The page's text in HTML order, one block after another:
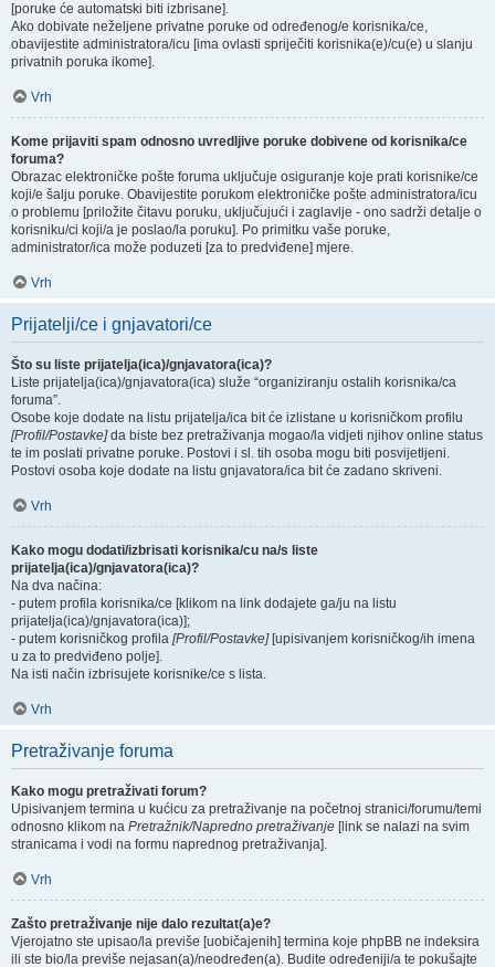
[poruke će automatski biti izbrisane].
Ako dobivate neželjene privatne poruke od određenog/e korisnika/ce,
obavijestite administratora/icu [ima ovlasti spriječiti korisnika(e)/cu(e) u slanju
privatnih poruka ikome].
Vrh
Kome prijaviti spam odnosno uvredljive poruke dobivene od korisnika/ce
foruma?
Obrazac elektroničke pošte foruma uključuje osiguranje koje prati korisnike/ce
koji/e šalju poruke. Obavijestite porukom elektroničke pošte administratora/icu
o problemu [priložite čitavu poruku, uključujući i zaglavlje - ono sadrži detalje o
korisniku/ci koji/a je poslao/la poruku]. Po primitku vaše poruke,
administrator/ica može poduzeti [za to predviđene] mjere.
Vrh
Prijatelji/ce i gnjavatori/ce
Što su liste prijatelja(ica)/gnjavatora(ica)?
Liste prijatelja(ica)/gnjavatora(ica) služe “organiziranju ostalih korisnika/ca
foruma”.
Osobe koje dodate na listu prijatelja/ica bit će izlistane u korisničkom profilu
[Profil/Postavke]da biste bez pretraživanja mogao/la vidjeti njihov online status
te im poslati privatne poruke. Postovi i sl. tih osoba mogu biti posvijetljeni.
Postovi osoba koje dodate na listu gnjavatora/ica bit će zadano skriveni.
Vrh
Kako mogu dodati/izbrisati korisnika/cu na/s liste
prijatelja(ica)/gnjavatora(ica)?
Na dva načina:
- putem profila korisnika/ce [klikom na link dodajete ga/ju na listu
prijatelja(ica)/gnjavatora(ica)];
- putem korisničkog profila [Profil/Postavke][upisivanjem korisničkog/ih imena
u za to predviđeno polje].
Na isti način izbrisujete korisnike/ce s lista.
Vrh
Pretraživanje foruma
Kako mogu pretraživati forum?
Upisivanjem termina u kućicu za pretraživanje na početnoj stranici/forumu/temi
odnosno klikom na Pretražnik/Napredno pretraživanje [link se nalazi na svim
stranicama i vodi na formu naprednog pretraživanja].
Vrh
Zašto pretraživanje nije dalo rezultat(a)e?
Vjerojatno ste upisao/la previše [uobičajenih] termina koje phpBB ne indeksira
ili ste bio/la previše nejasan(a)/neodređen(a). Budite određeniji/a te pokušajte